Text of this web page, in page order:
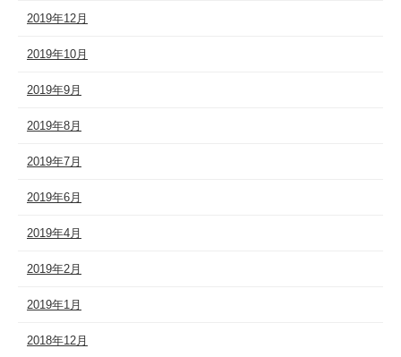
2019年12月
2019年10月
2019年9月
2019年8月
2019年7月
2019年6月
2019年4月
2019年2月
2019年1月
2018年12月